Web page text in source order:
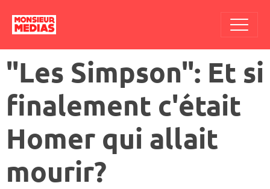
"Les Simpson": Et si
finalement c'était
Homer qui allait
mourir?